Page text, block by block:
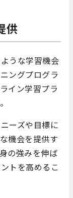
供
うな学習機会
ングプログラ
イン学習プラ
ーズや目標に
機会を提供す
の強みを伸ば
トを高めるこ